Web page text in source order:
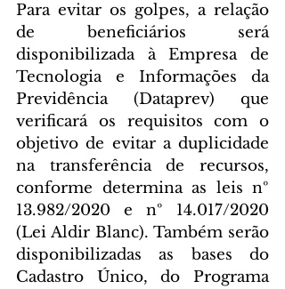
Para evitar os golpes, a relação
de beneficiários será
disponibilizada à Empresa de
Tecnologia e Informações da
Previdência (Dataprev) que
verificará os requisitos com o
objetivo de evitar a duplicidade
na transferência de recursos,
conforme determina as leis nº
13.982/2020 e nº 14.017/2020
(Lei Aldir Blanc). Também serão
disponibilizadas as bases do
Cadastro Único, do Programa